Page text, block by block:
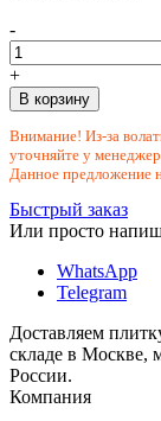
-
+
В корзину
Внимание! Из-за
уточняйте у
Данное предложение
Быстрый заказ
Или просто
WhatsApp
Telegram
Доставляем
складе в Москве,
России.
Компания